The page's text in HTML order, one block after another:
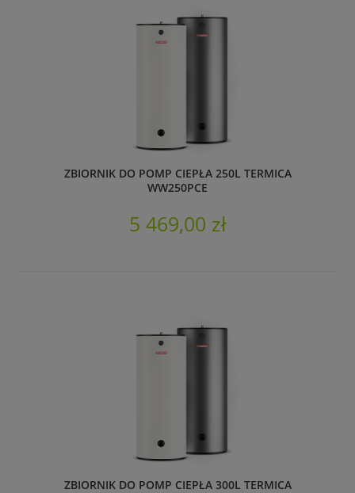
ZBIORNIK DO POMP CIEPŁA 250L TERMICA
WW250PCE
5 469,00 zł
ZBIORNIK DO POMP CIEPŁA 300L TERMICA